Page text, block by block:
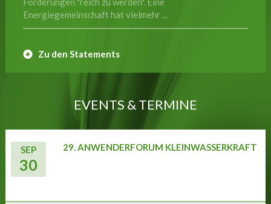
Energiegemeinschaft hat vielmehr ...
Zu den Statements
EVENTS & TERMINE
SEP
30
29. ANWENDERFORUM KLEINWASSERKRAFT